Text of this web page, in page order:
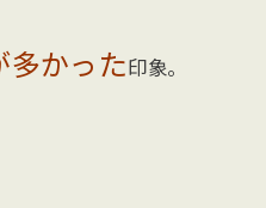
多かった 印象。